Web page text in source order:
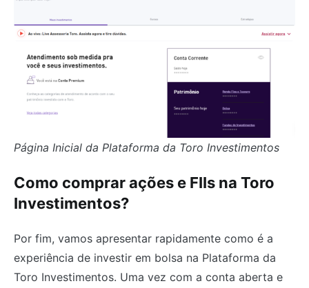
Página Inicial da Plataforma da Toro Investimentos
Como comprar ações e FIIs na Toro
Investimentos?
Por fim, vamos apresentar rapidamente como é a
experiência de investir em bolsa na Plataforma da
Toro Investimentos. Uma vez com a conta aberta e